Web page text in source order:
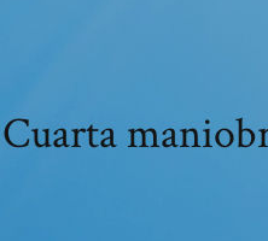
Cuarta